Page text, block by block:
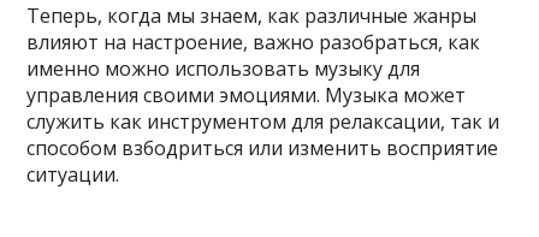
Теперь, когда мы знаем, как различные жанры
влияют на настроение, важно разобраться, как
именно можно использовать музыку для
управления своими эмоциями. Музыка может
служить как инструментом для релаксации, так и
способом взбодриться или изменить восприятие
ситуации.